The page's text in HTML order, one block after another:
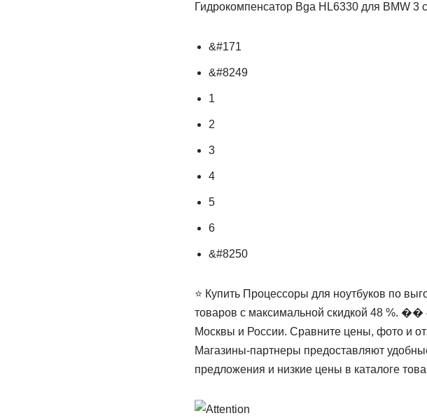
Гидрокомпенсатор Bga HL6330 для BMW 3
&#171
&#8249
1
2
3
4
5
6
&#8250
⭐ Купить Процессоры для ноутбуков по
товаров с максимальной скидкой 48 %. ��️
Москвы и России. Сравните цены, фото и
Магазины-партнеры предоставляют
предложения и низкие цены в каталоге